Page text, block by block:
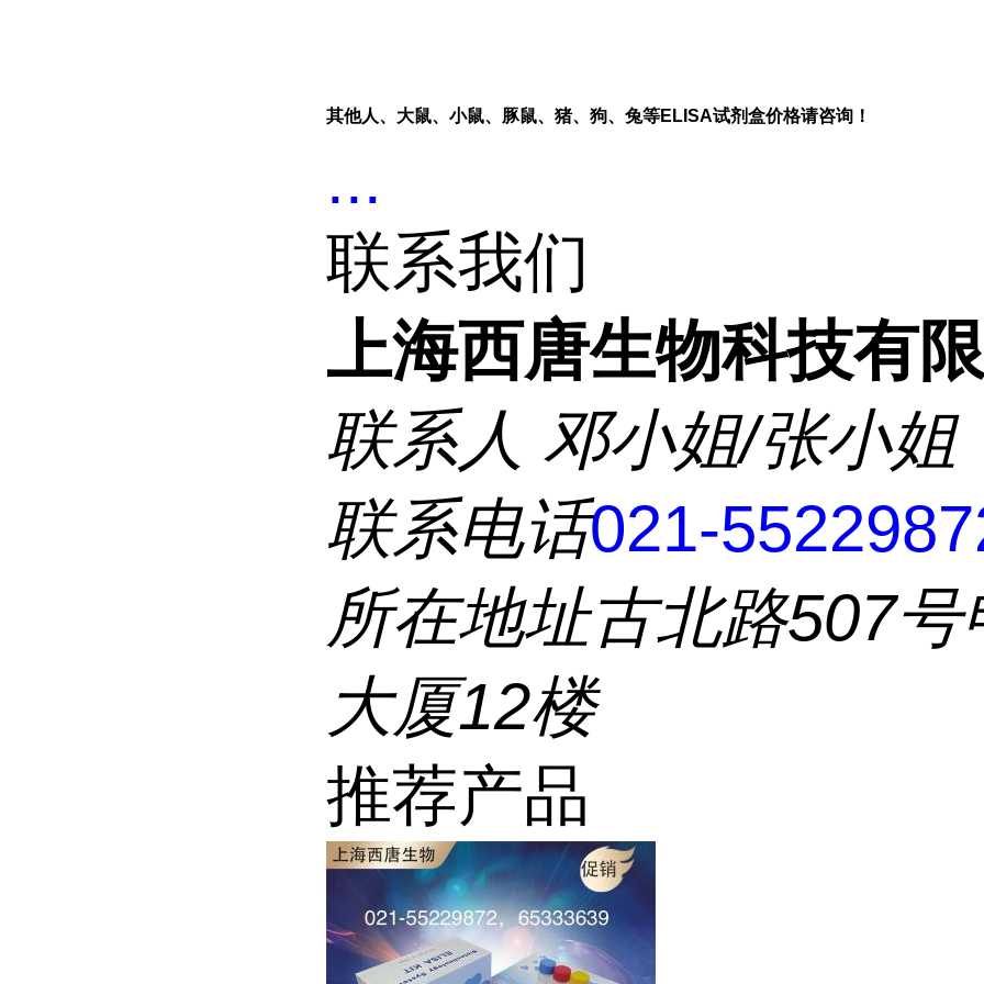
其他人、大鼠、小鼠、豚鼠、猪、狗、兔等ELISA试剂盒价格请咨询！
...
联系我们
上海西唐生物科技有
联系人 邓小姐/张小姐
联系电话021-
所在地址古北路507号
大厦12楼
推荐产品